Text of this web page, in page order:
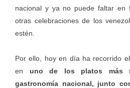
nacional y ya no puede faltar en
otras celebraciones de los
estén.
Por ello, hoy en día ha recorrido
en uno de los platos más
gastronomía nacional, junto